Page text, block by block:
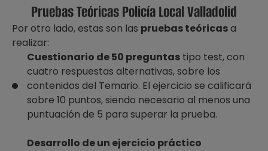
Pruebas Teóricas Policía Local Valladolid
Por otro lado, estas son las pruebas teóricasa
realizar:
Cuestionario de 50 preguntas tipo test, con
cuatro respuestas alternativas, sobre los
contenidos del Temario. El ejercicio se calificará
sobre 10 puntos, siendo necesario al menos una
puntuación de 5 para superar la prueba.
Desarrollo de un ejercicio práctico